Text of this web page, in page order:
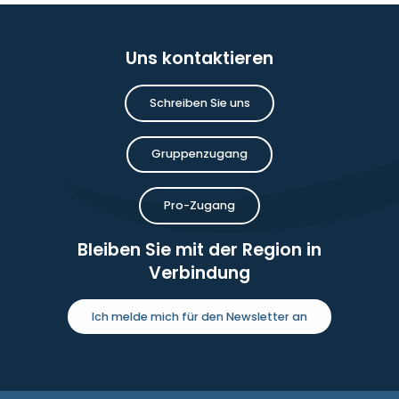
Uns kontaktieren
Schreiben Sie uns
Gruppenzugang
Pro-Zugang
Bleiben Sie mit der Region in
Verbindung
Ich melde mich für den Newsletter an